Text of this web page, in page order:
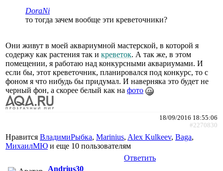
DoraNi
то тогда зачем вообще эти креветочники?
Они живут в моей аквариумной мастерской, в которой я
содержу как растения так и креветок. А так же, в этом
помещении, я работаю над конкурсными аквариумами. И
если бы, этот креветочник, планировался под конкурс, то с
фоном я что нибудь бы придумал. И наверняка это будет не
черный фон, а скорее белый как на фото
18/09/2016 18:55:06
#2270830
Нравится ВладимиРыбка, Marinius, Alex Kulkeev, Baga,
МихаилМЮ и еще 10 пользователям
Ответить
Andrius30